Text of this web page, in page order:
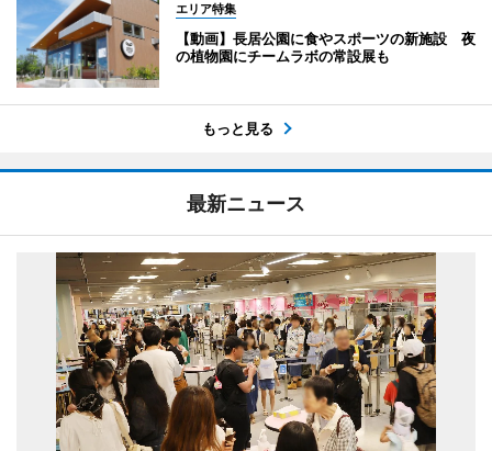
エリア特集
【動画】長居公園に食やスポーツの新施設 夜
の植物園にチームラボの常設展も
もっと見る
最新ニュース